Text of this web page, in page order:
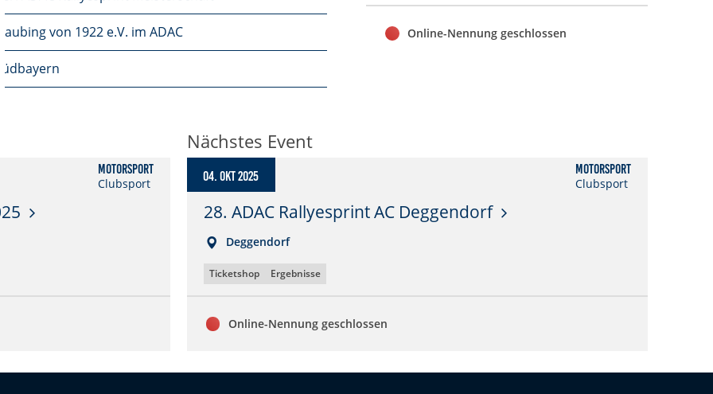
von 1922 e.V. im ADAC Online-Nennung geschlossen
Motorsport
Clubsport
Nächstes Event
04. Okt 2025
Motorsport
Clubsport
28. ADAC Rallyesprint AC Deggendorf
Deggendorf
Ticketshop Ergebnisse
Online-Nennung geschlossen